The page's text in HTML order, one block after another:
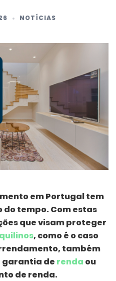
NOTÍCIAS
em Portugal tem
do tempo. Com estas
que visam proteger
, como é o caso
também
garantia de renda ou
de renda.